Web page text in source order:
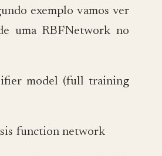
exemplo vamos ver
uma RBFNetwork no
model (full training
function network